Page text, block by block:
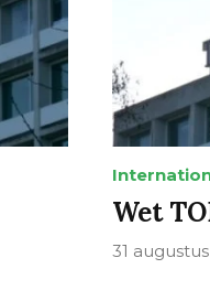
Wet
31